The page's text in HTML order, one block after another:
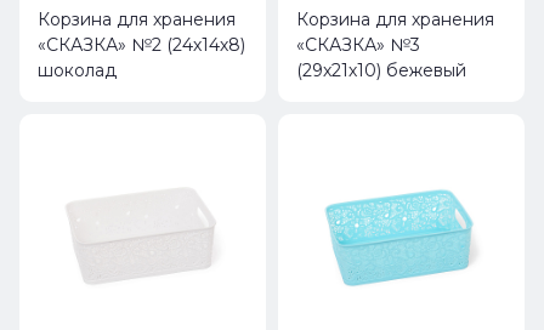
Корзина для хранения
«СКАЗКА» №2 (24х14х8)
шоколад
Корзина для хранения
«СКАЗКА» №3
(29х21х10) бежевый